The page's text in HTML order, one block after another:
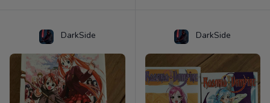
DarkSide DarkSide